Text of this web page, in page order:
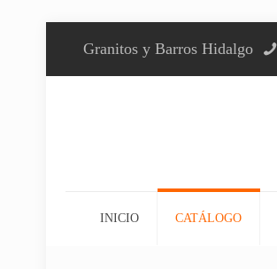
Granitos y Barros Hidalgo
INICIO CATÁLOGO